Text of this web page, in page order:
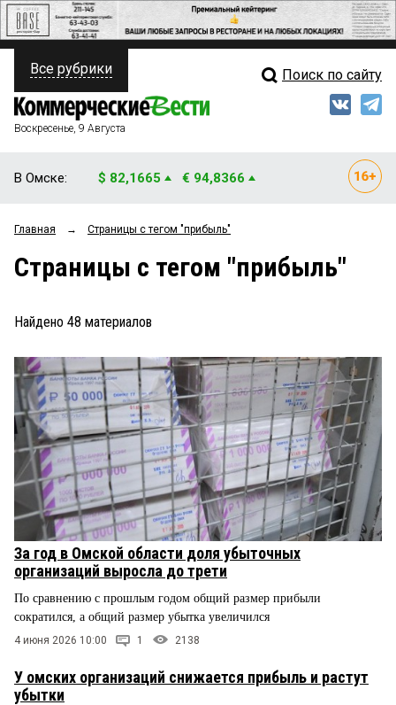
ПОЛИТИКА
ФИНАНСЫ
ОБЩЕСТВО
ЗАКОН
НОВОСТИ КОМПАНИЙ
ПРОИСШЕСТВИЯ
СТИЛЬ ЖИЗНИ
Свежий выпуск
Мнения
Рейтинги
Все рубрики Поиск по сайту
Воскресенье, 9 Августа
В Омске: $ 82,1665 € 94,8366
Главная → Страницы c тегом "прибыль"
Страницы c тегом "прибыль"
Найдено 48 материалов
За год в Омской области доля убыточных
организаций выросла до трети
По сравнению с прошлым годом общий размер прибыли
сократился, а общий размер убытка увеличился
4 июня 2026 10:00 1 2138
У омских организаций снижается прибыль и растут
убытки